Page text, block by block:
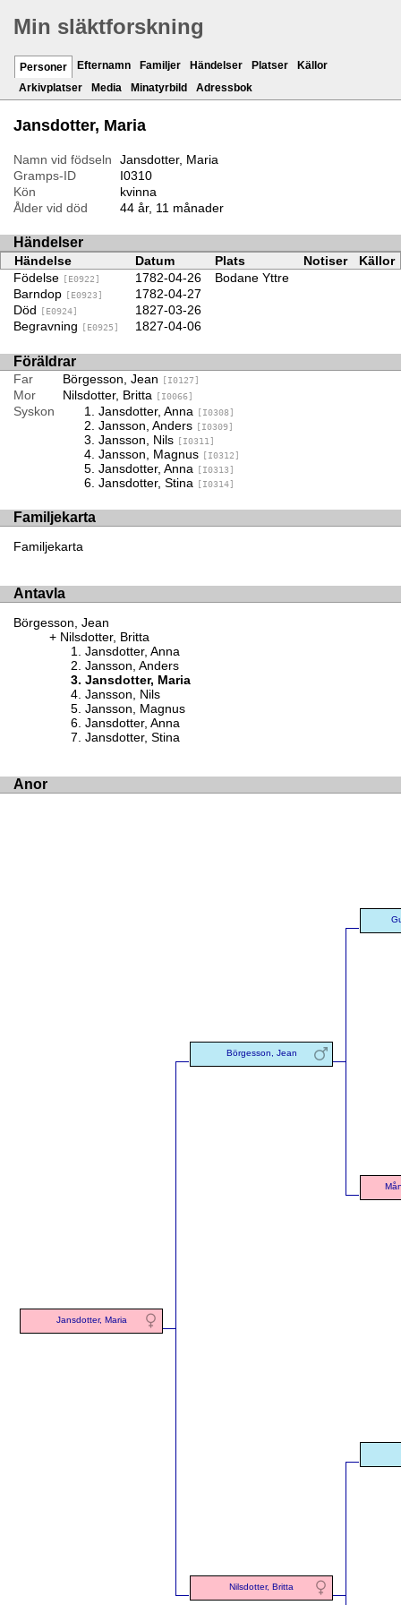
Min släktforskning
Personer Efternamn Familjer Händelser Platser
Källor
Arkivplatser
Media Minatyrbild Adressbok
Jansdotter, Maria
Namn vid födseln
Jansdotter, Maria
Gramps-ID
I0310
Kön
kvinna
Ålder vid död
44 år, 11 månader
Händelser
Händelse Datum Plats Notiser
Källor
Födelse
[E0922] 1782-04-26
Bodane Yttre
Barndop
[E0923]
1782-04-27
Död
[E0924]
1827-03-26
Begravning
[E0925] 1827-04-06
Föräldrar
Far Börgesson, Jean [I0127]
Mor Nilsdotter, Britta [I0066]
Syskon Jansdotter, Anna [I0308]
Jansson, Anders [I0309]
Jansson, Nils [I0311]
Jansson, Magnus [I0312]
Jansdotter, Anna [I0313]
Jansdotter, Stina [I0314]
Familjekarta
Familjekarta
Antavla
Börgesson, Jean
Nilsdotter, Britta
Jansdotter, Anna
Jansson, Anders
Jansdotter, Maria
Jansson, Nils
Jansson, Magnus
Jansdotter, Anna
Jansdotter, Stina
Anor
Jansdotter, Maria
Börgesson, Jean
Nilsdotter, Britta